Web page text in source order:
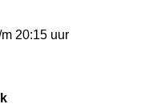
20:15 uur